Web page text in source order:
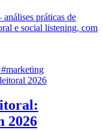
práticas de
e social listening, com
#marketing
2026
2026